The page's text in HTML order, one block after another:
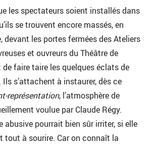
les spectateurs soient installés dans
se trouvent encore massés, en
devant les portes fermées des Ateliers
et ouvreurs du Théâtre de
de faire taire les quelques éclats de
s’attachent à instaurer, dès ce
représentation, l’atmosphère de
voulue par Claude Régy.
abusive pourrait bien sûr irriter, si elle
tout à sourire. Car on connaît la